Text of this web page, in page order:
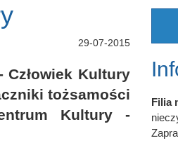
29-07-2015
Człowiek Kultury
tożsamości
Kultury -
Filia